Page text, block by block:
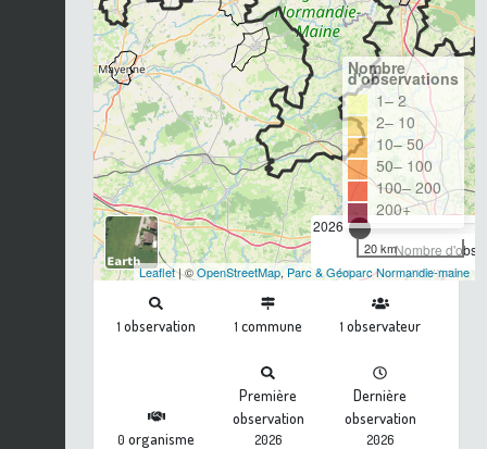
2026
Nombre
Nombre
d'observations
1– 2
2– 10
10– 50
50– 100
100– 200
200+
20 km
Leaflet| ©OpenStreetMap, Parc & Géoparc Normandie-maine
1 observation 1 commune 1 observateur
0 organisme
Première
observation
2026
Dernière
observation
2026